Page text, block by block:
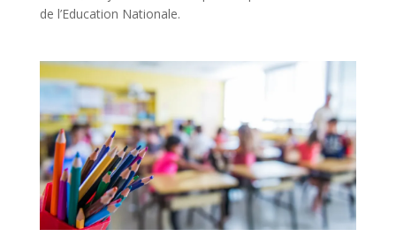
de l’Education Nationale.